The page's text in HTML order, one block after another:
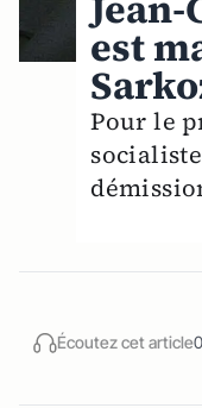
est
Pour le
Écoutez cet article